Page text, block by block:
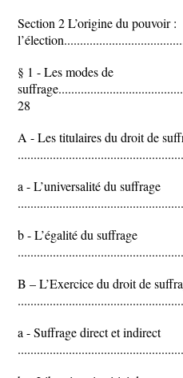
Section 2 L’origine du pouvoir :
§ 1 - Les modes de
28
A - Les titulaires du droit de
a - L’universalité du suffrage
b - L’égalité du suffrage
B – L’Exercice du droit de
a - Suffrage direct et indirect